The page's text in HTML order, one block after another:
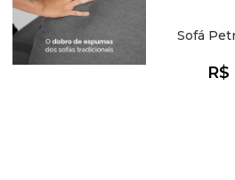
Sofá
R$